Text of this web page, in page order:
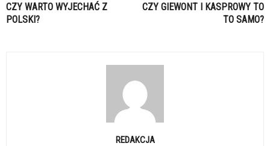
CZY WARTO WYJECHAĆ Z
POLSKI?
CZY GIEWONT I KASPROWY TO
TO SAMO?
REDAKCJA